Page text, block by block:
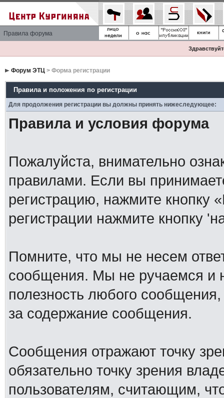
Правила форума
Форум ЭТЦ> Форма регистрации
Правила и положения по регистрации
Для продолжения регистрации вы должны принять нижеследующее:
Правила и условия форума
Пожалуйста, внимательно
правилами. Если вы
регистрацию, нажмите кнопку
регистрации нажмите кнопку
Помните, что мы не несем
сообщения. Мы не ручаемся и
полезность любого
за содержание сообщения.
Сообщения отражают точку
обязательно точку зрения
пользователям, считающим,